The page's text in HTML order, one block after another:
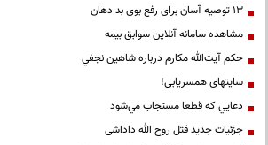
13 توصیه آسان برای رفع بوی بد دهان
مشاهده سامانه آنلاين سوابق بیمه
حكم آيت‌الله مكارم درباره شاهين نجفي
سایتهای همسریابی!
دعايي كه قطعا مستجاب مي‌شود
جزئیات جدید قتل روح الله داداشی